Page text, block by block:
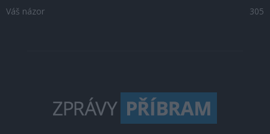
Váš názor
305